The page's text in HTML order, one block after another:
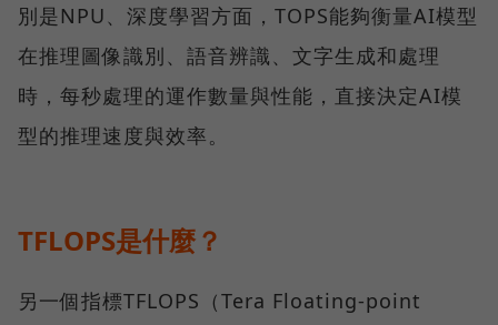
別是NPU、深度學習方面，TOPS能夠衡量AI模型
在推理圖像識別、語音辨識、文字生成和處理
時，每秒處理的運作數量與性能，直接決定AI模
型的推理速度與效率。
TFLOPS是什麼？
另一個指標TFLOPS（Tera Floating-point